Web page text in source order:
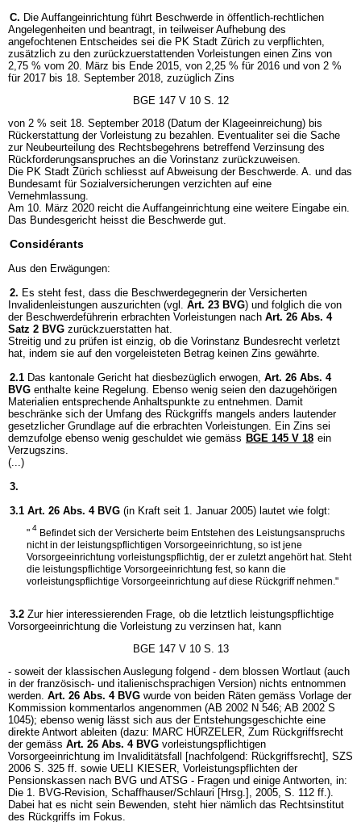
C. Die Auffangeinrichtung führt Beschwerde in öffentlich-rechtlichen
Angelegenheiten und beantragt, in teilweiser Aufhebung des
angefochtenen Entscheides sei die PK Stadt Zürich zu verpflichten,
zusätzlich zu den zurückzuerstattenden Vorleistungen einen Zins von
2,75 % vom 20. März bis Ende 2015, von 2,25 % für 2016 und von 2 %
für 2017 bis 18. September 2018, zuzüglich Zins
BGE 147 V 10 S. 12
von 2 % seit 18. September 2018 (Datum der Klageeinreichung) bis
Rückerstattung der Vorleistung zu bezahlen. Eventualiter sei die Sache
zur Neubeurteilung des Rechtsbegehrens betreffend Verzinsung des
Rückforderungsanspruches an die Vorinstanz zurückzuweisen.
Die PK Stadt Zürich schliesst auf Abweisung der Beschwerde. A. und das
Bundesamt für Sozialversicherungen verzichten auf eine
Vernehmlassung.
Am 10. März 2020 reicht die Auffangeinrichtung eine weitere Eingabe ein.
Das Bundesgericht heisst die Beschwerde gut.
Considérants
Aus den Erwägungen:
2. Es steht fest, dass die Beschwerdegegnerin der Versicherten
Invalidenleistungen auszurichten (vgl. Art. 23 BVG) und folglich die von
der Beschwerdeführerin erbrachten Vorleistungen nach Art. 26 Abs. 4
Satz 2 BVG zurückzuerstatten hat.
Streitig und zu prüfen ist einzig, ob die Vorinstanz Bundesrecht verletzt
hat, indem sie auf den vorgeleisteten Betrag keinen Zins gewährte.
2.1 Das kantonale Gericht hat diesbezüglich erwogen, Art. 26 Abs. 4
BVG enthalte keine Regelung. Ebenso wenig seien den dazugehörigen
Materialien entsprechende Anhaltspunkte zu entnehmen. Damit
beschränke sich der Umfang des Rückgriffs mangels anders lautender
gesetzlicher Grundlage auf die erbrachten Vorleistungen. Ein Zins sei
demzufolge ebenso wenig geschuldet wie gemäss BGE 145 V 18 ein
Verzugszins.
(...)
3.
3.1 Art. 26 Abs. 4 BVG (in Kraft seit 1. Januar 2005) lautet wie folgt:
"4 Befindet sich der Versicherte beim Entstehen des Leistungsanspruchs
nicht in der leistungspflichtigen Vorsorgeeinrichtung, so ist jene
Vorsorgeeinrichtung vorleistungspflichtig, der er zuletzt angehört hat. Steht
die leistungspflichtige Vorsorgeeinrichtung fest, so kann die
vorleistungspflichtige Vorsorgeeinrichtung auf diese Rückgriff nehmen."
3.2 Zur hier interessierenden Frage, ob die letztlich leistungspflichtige
Vorsorgeeinrichtung die Vorleistung zu verzinsen hat, kann
BGE 147 V 10 S. 13
- soweit der klassischen Auslegung folgend - dem blossen Wortlaut (auch
in der französisch- und italienischsprachigen Version) nichts entnommen
werden. Art. 26 Abs. 4 BVG wurde von beiden Räten gemäss Vorlage der
Kommission kommentarlos angenommen (AB 2002 N 546; AB 2002 S
1045); ebenso wenig lässt sich aus der Entstehungsgeschichte eine
direkte Antwort ableiten (dazu: MARC HÜRZELER, Zum Rückgriffsrecht
der gemäss Art. 26 Abs. 4 BVG vorleistungspflichtigen
Vorsorgeeinrichtung im Invaliditätsfall [nachfolgend: Rückgriffsrecht], SZS
2006 S. 325 ff. sowie UELI KIESER, Vorleistungspflichten der
Pensionskassen nach BVG und ATSG - Fragen und einige Antworten, in:
Die 1. BVG-Revision, Schaffhauser/Schlauri [Hrsg.], 2005, S. 112 ff.).
Dabei hat es nicht sein Bewenden, steht hier nämlich das Rechtsinstitut
des Rückgriffs im Fokus.